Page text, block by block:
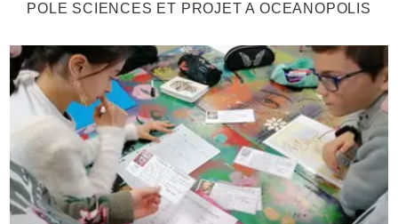
POLE SCIENCES ET PROJET A OCEANOPOLIS